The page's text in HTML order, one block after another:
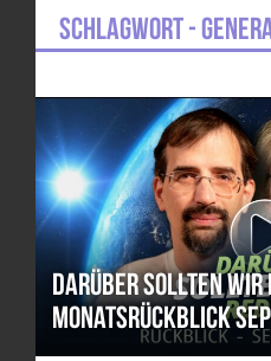
Schlagwort -
Darüber sollten wir
Monatsrückblick